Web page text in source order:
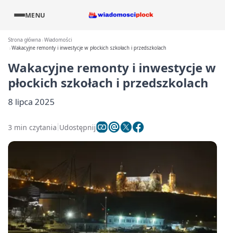
MENU
Strona główna Wiadomości
Wakacyjne remonty i inwestycje w płockich szkołach i przedszkolach
Wakacyjne remonty i inwestycje w
płockich szkołach i przedszkolach
8 lipca 2025
3 min czytania Udostępnij